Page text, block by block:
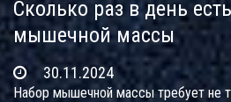
Сколько раз в день
мышечной массы
30.11.2024
Набор мышечной массы требует не